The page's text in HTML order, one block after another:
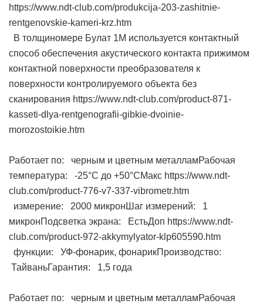
https://www.ndt-club.com/produkcija-203-zashitnie-
rentgenovskie-kameri-krz.htm
В толщиномере Булат 1М используется контактный
способ обеспечения акустического контакта прижимом
контактной поверхности преобразователя к
поверхности контролируемого объекта без
сканирования https://www.ndt-club.com/product-871-
kasseti-dlya-rentgenografii-gibkie-dvoinie-
morozostoikie.htm
Работает по: черным и цветным металламРабочая
температура: -25°С до +50°СМакс https://www.ndt-
club.com/product-776-v7-337-vibrometr.htm
измерение: 2000 микронШаг измерений: 1
микронПодсветка экрана: ЕстьДоп https://www.ndt-
club.com/product-972-akkymylyator-klp605590.htm
функции: УФ-фонарик, фонарикПроизводство:
ТайваньГарантия: 1,5 года
Работает по: черным и цветным металламРабочая